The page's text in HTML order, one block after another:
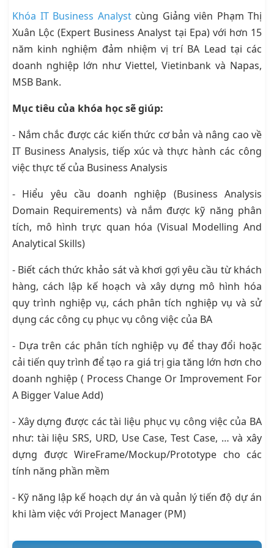
Khóa IT Business Analystcùng Giảng viên Phạm Thị
Xuân Lộc (Expert Business Analyst tại Epa) với hơn 15
năm kinh nghiệm đảm nhiệm vị trí BA Lead tại các
doanh nghiệp lớn như Viettel, Vietinbank và Napas,
MSB Bank.
Mục tiêu của khóa học sẽ giúp:
- Nắm chắc được các kiến thức cơ bản và nâng cao về
IT Business Analysis, tiếp xúc và thực hành các công
việc thực tế của Business Analysis
- Hiểu yêu cầu doanh nghiệp (Business Analysis
Domain Requirements) và nắm được kỹ năng phân
tích, mô hình trực quan hóa (Visual Modelling And
Analytical Skills)
- Biết cách thức khảo sát và khơi gợi yêu cầu từ khách
hàng, cách lập kế hoạch và xây dựng mô hình hóa
quy trình nghiệp vụ, cách phân tích nghiệp vụ và sử
dụng các công cụ phục vụ công việc của BA
- Dựa trên các phân tích nghiệp vụ để thay đổi hoặc
cải tiến quy trình để tạo ra giá trị gia tăng lớn hơn cho
doanh nghiệp ( Process Change Or Improvement For
A Bigger Value Add)
- Xây dựng được các tài liệu phục vụ công việc của BA
như: tài liệu SRS, URD, Use Case, Test Case, … và xây
dựng được WireFrame/Mockup/Prototype cho các
tính năng phần mềm
- Kỹ năng lập kế hoạch dự án và quản lý tiến độ dự án
khi làm việc với Project Manager (PM)